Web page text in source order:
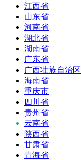
江西省
山东省
河南省
湖北省
湖南省
广东省
广西壮族自治区
海南省
重庆市
四川省
贵州省
云南省
陕西省
甘肃省
青海省